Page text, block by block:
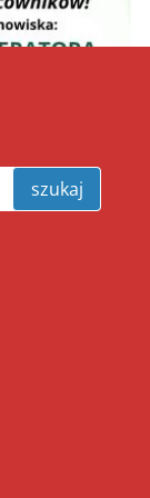
szukaj